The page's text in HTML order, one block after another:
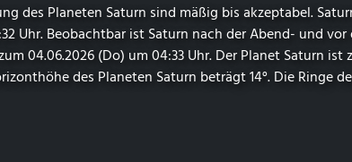
des Planeten Saturn sind mäßig bis akzeptabel.
Uhr. Beobachtbar ist Saturn nach der Abend- und
04.06.2026 (Do) um 04:33 Uhr. Der Planet Saturn
des Planeten Saturn beträgt 14°. Die Ringe